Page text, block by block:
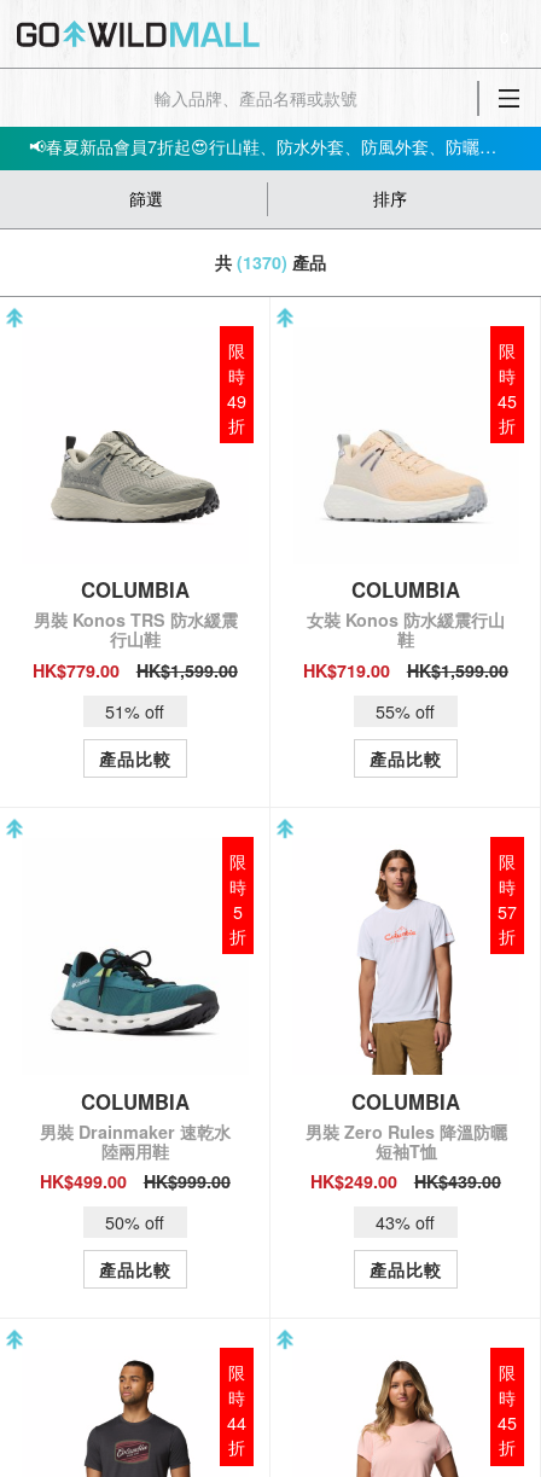
✅立即註冊，即享$200迎新折扣優惠!
會員消費$100即賺$1GO DOLLAR ，下次購物當！錢！洗！
📢春夏新品會員7折起😍行山鞋、防水外套、防風外套、防曬上衣等！➡️立即買
篩選 排序
共 (1370) 產品
QUICK VIEW
COLUMBIA
男裝 Konos TRS 防水緩震
行山鞋
HK$779.00
HK$1,599.00
51% off
產品比較
限
時
49
折
QUICK VIEW
COLUMBIA
女裝 Konos 防水緩震行山
鞋
HK$719.00
HK$1,599.00
55% off
產品比較
限
時
45
折
QUICK VIEW
COLUMBIA
男裝 Drainmaker 速乾水
陸兩用鞋
HK$499.00
HK$999.00
50% off
產品比較
限
時
5
折
QUICK VIEW
COLUMBIA
男裝 Zero Rules 降溫防曬
短袖T恤
HK$249.00
HK$439.00
43% off
產品比較
限
時
57
折
限
時
44
折
限
時
45
折